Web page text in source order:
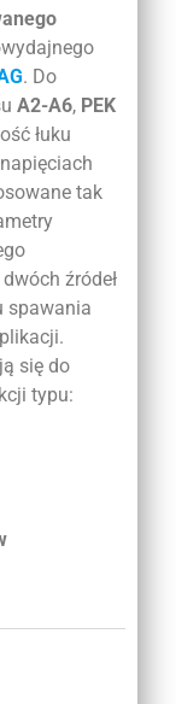
. Do
A2-A6, PEK
łuku
tak
źródeł
spawania
się do
typu: